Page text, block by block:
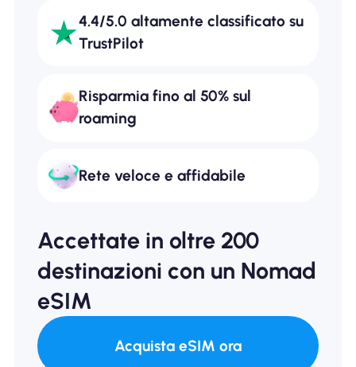
4.4/5.0 altamente classificato su
TrustPilot
Risparmia fino al 50% sul
roaming
Rete veloce e affidabile
Accettate in oltre 200
destinazioni con un Nomad
eSIM
Acquista eSIM ora